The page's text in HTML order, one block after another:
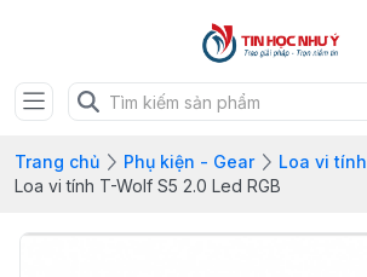
Trang chủ Phụ kiện - Gear
Loa vi tính
Loa vi tính T-Wolf S5 2.0 Led RGB